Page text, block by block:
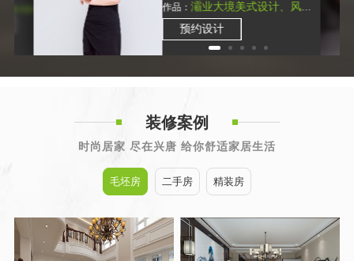
日式、田园风格、现代简约
作品：灞业大境美式设计、风憬
天下美式三居设计、莱安逸晖
260四居新中式设计、曲江风景
线简欧设计。。。。。。
预约设计
装修案例
时尚居家 尽在兴唐 给你舒适家居生活
毛坯房 二手房 精装房